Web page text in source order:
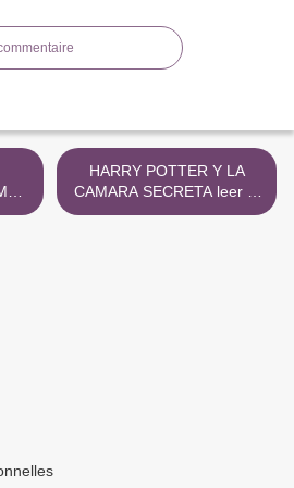
HARRY POTTER Y LA
CAMARA SECRETA leer el
libro >